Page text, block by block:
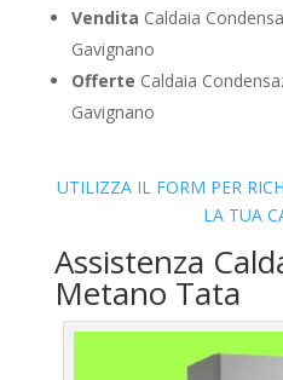
Vendita Caldaia
Gavignano
Offerte Caldaia
Gavignano
UTILIZZA IL FORM PER
LA TUA
Assistenza
Metano Tata